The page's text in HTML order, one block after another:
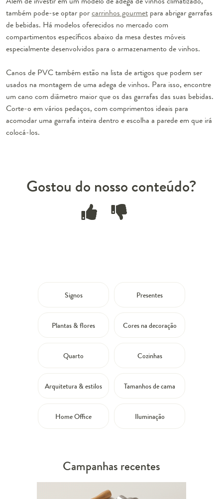
também pode-se optar porcarrinhos gourmet para abrigar garrafas
de bebidas. Há modelos oferecidos no mercado com
compartimentos específicos abaixo da mesa destes móveis
especialmente desenvolvidos para o armazenamento de vinhos.
Canos de PVC também estão na lista de artigos que podem ser
usados na montagem de uma adega de vinhos. Para isso, encontre
um cano com diâmetro maior que os das garrafas das suas bebidas.
Corte-o em vários pedaços, com comprimentos ideais para
acomodar uma garrafa inteira dentro e escolha a parede em que irá
colocá-los.
Gostou do nosso conteúdo?
Signos Presentes
Plantas & flores Cores na decoração
Quarto Cozinhas
Arquitetura & estilos Tamanhos de cama
Home Office Iluminação
Campanhas recentes